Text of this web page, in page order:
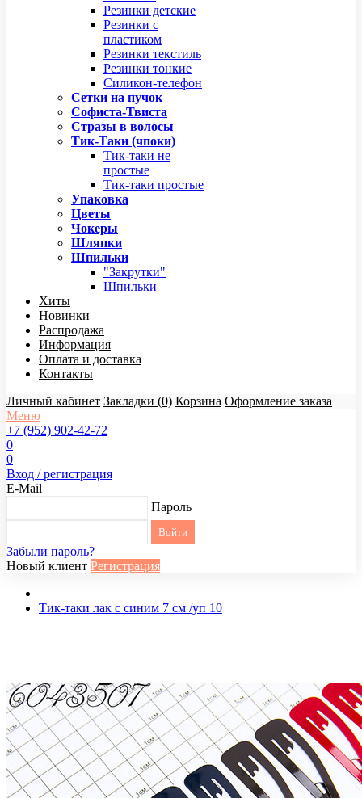
Резинки детские
Резинки с
пластиком
Резинки текстиль
Резинки тонкие
Силикон-телефон
Сетки на пучок
Софиста-Твиста
Стразы в волосы
Тик-Таки (чпоки)
Тик-таки не
простые
Тик-таки простые
Упаковка
Цветы
Чокеры
Шляпки
Шпильки
"Закрутки"
Шпильки
Хиты
Новинки
Распродажа
Информация
Оплата и доставка
Контакты
Личный кабинет Закладки (0) Корзина Оформление заказа
Меню
+7 (952) 902-42-72
0
0
Вход / регистрация
E-Mail
Пароль
Забыли пароль?
Новый клиент Регистрация
Тик-таки лак с синим 7 см /уп 10